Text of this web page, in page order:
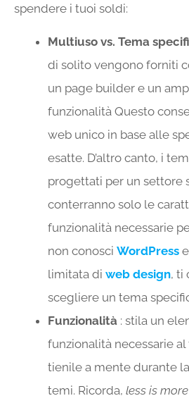
spendere i tuoi soldi:
Multiuso vs. Tema
di solito vengono forniti
un page builder e un
funzionalità Questo
web unico in base alle
esatte. D’altro canto, i
progettati per un settore
conterranno solo le
funzionalità necessarie
non conosci WordPress
limitata di web design, ti
scegliere un tema
Funzionalità : stila un
funzionalità necessarie
tienile a mente durante
temi. Ricorda, less is more